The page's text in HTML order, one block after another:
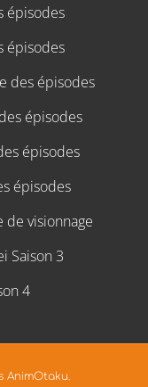
épisodes
épisodes
des épisodes
épisodes
épisodes
épisodes
de visionnage
Saison 3
4
AnimOtaku.